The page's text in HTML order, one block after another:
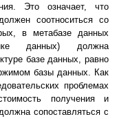
Это означает, что
соотноситься со
в метабазе данных
данных) должна
базе данных, равно
базы данных. Как
проблемах
получения и
сопоставляться с